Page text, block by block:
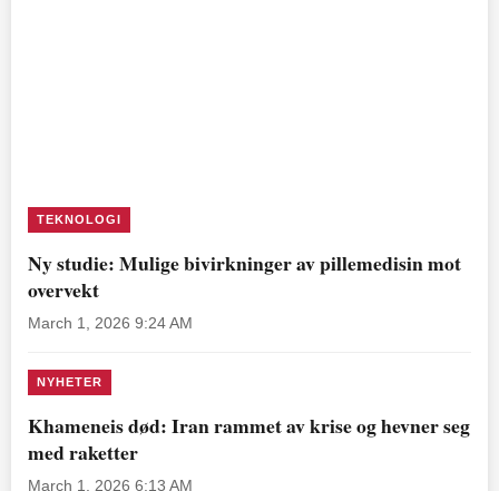
TEKNOLOGI
Ny studie: Mulige bivirkninger av pillemedisin mot
overvekt
March 1, 2026 9:24 AM
NYHETER
Khameneis død: Iran rammet av krise og hevner seg
med raketter
March 1, 2026 6:13 AM